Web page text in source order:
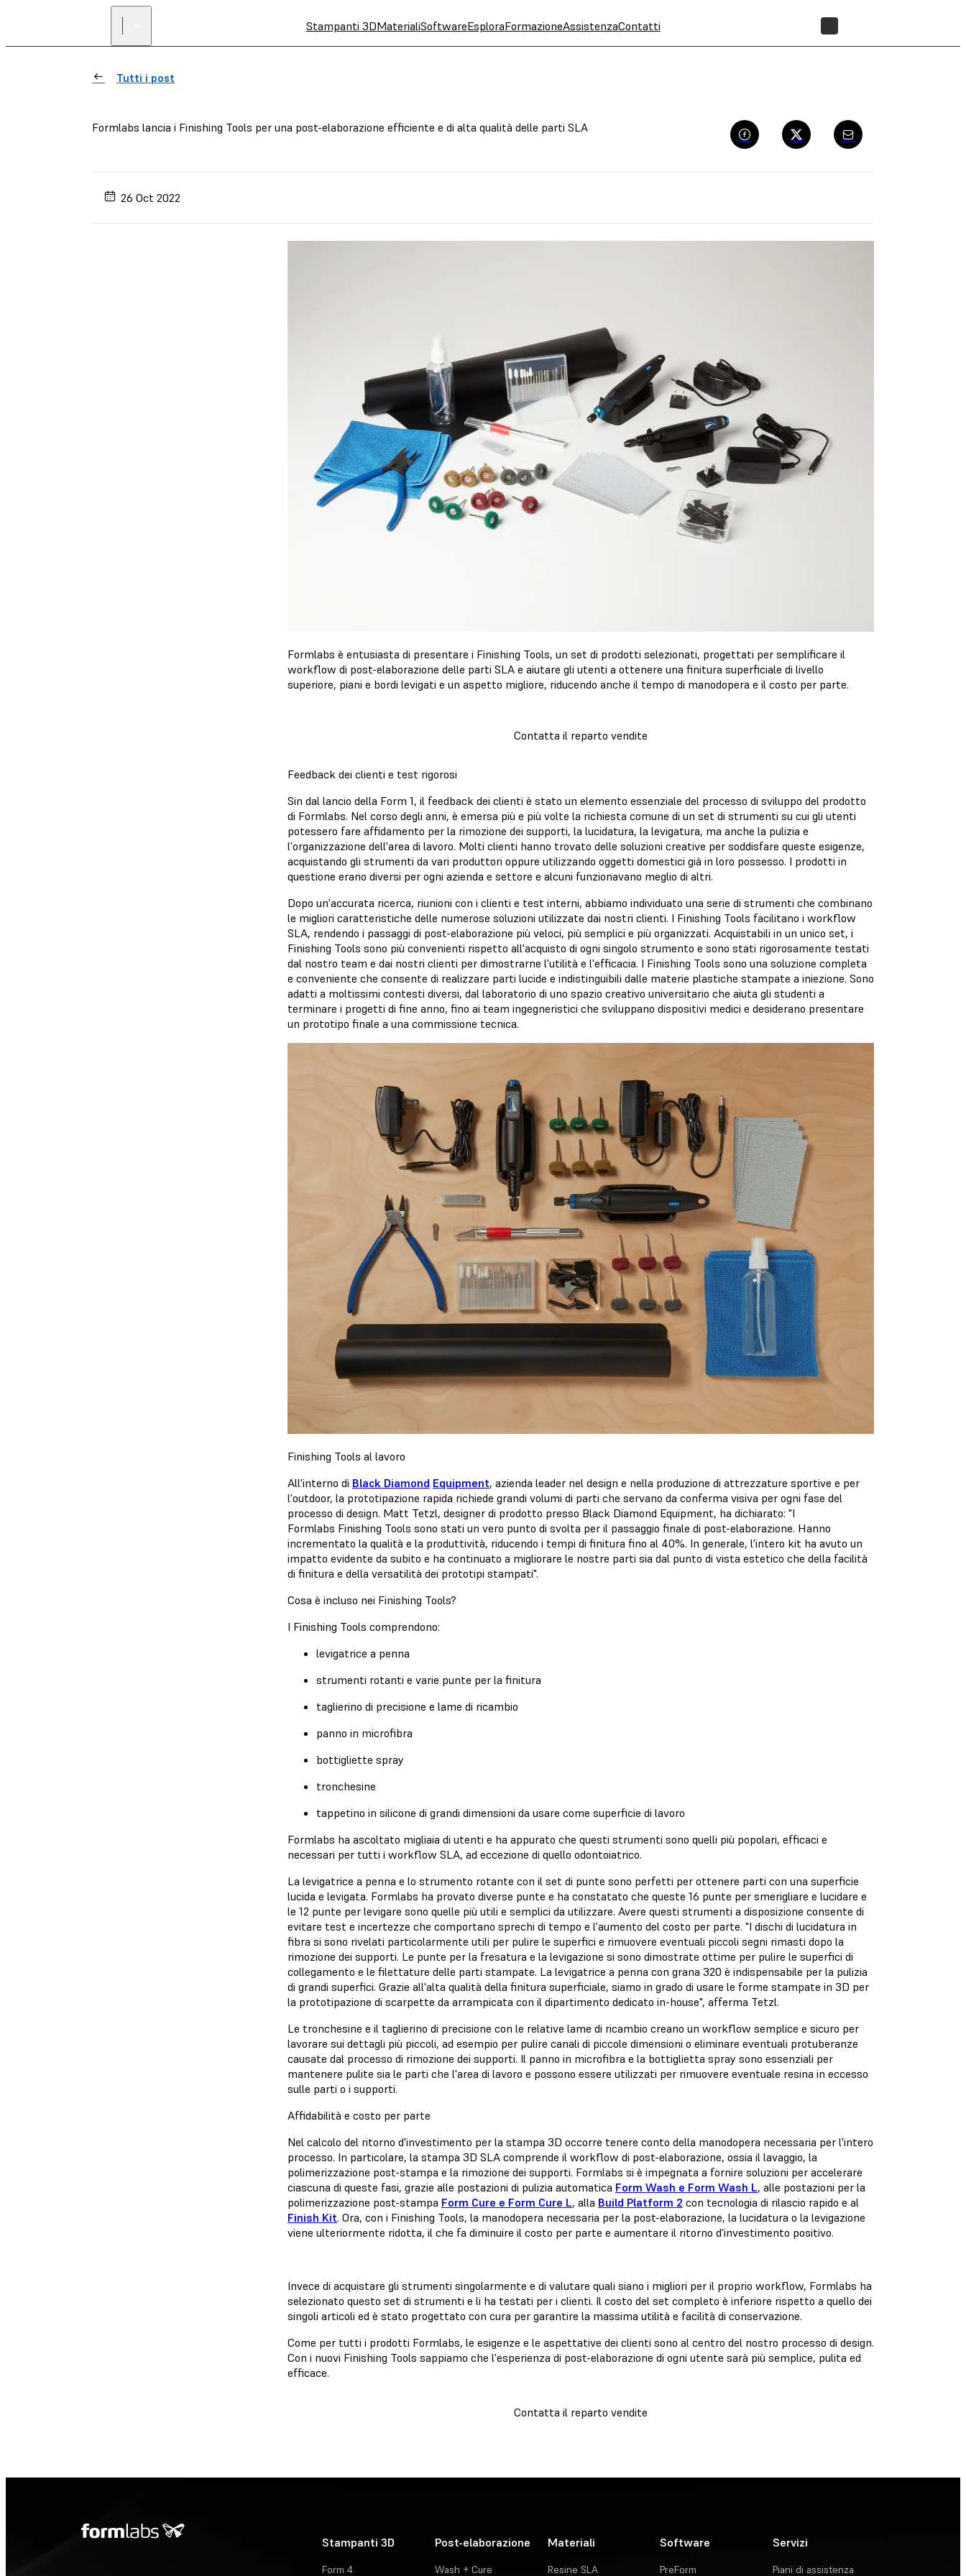
Stampanti 3DMaterialiSoftwareEsploraFormazioneAssistenzaContatti
Tutti i post
Formlabs lancia i Finishing Tools per una post-elaborazione efficiente e di alta qualità delle parti SLA
26 Oct 2022
Formlabs è entusiasta di presentare i Finishing Tools, un set di prodotti selezionati, progettati per semplificare il
workflow di post-elaborazione delle parti SLA e aiutare gli utenti a ottenere una finitura superficiale di livello
superiore, piani e bordi levigati e un aspetto migliore, riducendo anche il tempo di manodopera e il costo per parte.
Contatta il reparto vendite
Feedback dei clienti e test rigorosi
Sin dal lancio della Form 1, il feedback dei clienti è stato un elemento essenziale del processo di sviluppo del prodotto
di Formlabs. Nel corso degli anni, è emersa più e più volte la richiesta comune di un set di strumenti su cui gli utenti
potessero fare affidamento per la rimozione dei supporti, la lucidatura, la levigatura, ma anche la pulizia e
l'organizzazione dell'area di lavoro. Molti clienti hanno trovato delle soluzioni creative per soddisfare queste esigenze,
acquistando gli strumenti da vari produttori oppure utilizzando oggetti domestici già in loro possesso. I prodotti in
questione erano diversi per ogni azienda e settore e alcuni funzionavano meglio di altri.
Dopo un'accurata ricerca, riunioni con i clienti e test interni, abbiamo individuato una serie di strumenti che combinano
le migliori caratteristiche delle numerose soluzioni utilizzate dai nostri clienti. I Finishing Tools facilitano i workflow
SLA, rendendo i passaggi di post-elaborazione più veloci, più semplici e più organizzati. Acquistabili in un unico set, i
Finishing Tools sono più convenienti rispetto all'acquisto di ogni singolo strumento e sono stati rigorosamente testati
dal nostro team e dai nostri clienti per dimostrarne l'utilità e l'efficacia. I Finishing Tools sono una soluzione completa
e conveniente che consente di realizzare parti lucide e indistinguibili dalle materie plastiche stampate a iniezione. Sono
adatti a moltissimi contesti diversi, dal laboratorio di uno spazio creativo universitario che aiuta gli studenti a
terminare i progetti di fine anno, fino ai team ingegneristici che sviluppano dispositivi medici e desiderano presentare
un prototipo finale a una commissione tecnica.
Finishing Tools al lavoro
All'interno di Black Diamond Equipment, azienda leader nel design e nella produzione di attrezzature sportive e per
l'outdoor, la prototipazione rapida richiede grandi volumi di parti che servano da conferma visiva per ogni fase del
processo di design. Matt Tetzl, designer di prodotto presso Black Diamond Equipment, ha dichiarato: "I
Formlabs Finishing Tools sono stati un vero punto di svolta per il passaggio finale di post-elaborazione. Hanno
incrementato la qualità e la produttività, riducendo i tempi di finitura fino al 40%. In generale, l'intero kit ha avuto un
impatto evidente da subito e ha continuato a migliorare le nostre parti sia dal punto di vista estetico che della facilità
di finitura e della versatilità dei prototipi stampati".
Cosa è incluso nei Finishing Tools?
I Finishing Tools comprendono:
levigatrice a penna
strumenti rotanti e varie punte per la finitura
taglierino di precisione e lame di ricambio
panno in microfibra
bottigliette spray
tronchesine
tappetino in silicone di grandi dimensioni da usare come superficie di lavoro
Formlabs ha ascoltato migliaia di utenti e ha appurato che questi strumenti sono quelli più popolari, efficaci e
necessari per tutti i workflow SLA, ad eccezione di quello odontoiatrico.
La levigatrice a penna e lo strumento rotante con il set di punte sono perfetti per ottenere parti con una superficie
lucida e levigata. Formlabs ha provato diverse punte e ha constatato che queste 16 punte per smerigliare e lucidare e
le 12 punte per levigare sono quelle più utili e semplici da utilizzare. Avere questi strumenti a disposizione consente di
evitare test e incertezze che comportano sprechi di tempo e l'aumento del costo per parte. "I dischi di lucidatura in
fibra si sono rivelati particolarmente utili per pulire le superfici e rimuovere eventuali piccoli segni rimasti dopo la
rimozione dei supporti. Le punte per la fresatura e la levigazione si sono dimostrate ottime per pulire le superfici di
collegamento e le filettature delle parti stampate. La levigatrice a penna con grana 320 è indispensabile per la pulizia
di grandi superfici. Grazie all'alta qualità della finitura superficiale, siamo in grado di usare le forme stampate in 3D per
la prototipazione di scarpette da arrampicata con il dipartimento dedicato in-house", afferma Tetzl.
Le tronchesine e il taglierino di precisione con le relative lame di ricambio creano un workflow semplice e sicuro per
lavorare sui dettagli più piccoli, ad esempio per pulire canali di piccole dimensioni o eliminare eventuali protuberanze
causate dal processo di rimozione dei supporti. Il panno in microfibra e la bottiglietta spray sono essenziali per
mantenere pulite sia le parti che l'area di lavoro e possono essere utilizzati per rimuovere eventuale resina in eccesso
sulle parti o i supporti.
Affidabilità e costo per parte
Nel calcolo del ritorno d'investimento per la stampa 3D occorre tenere conto della manodopera necessaria per l'intero
processo. In particolare, la stampa 3D SLA comprende il workflow di post-elaborazione, ossia il lavaggio, la
polimerizzazione post-stampa e la rimozione dei supporti. Formlabs si è impegnata a fornire soluzioni per accelerare
ciascuna di queste fasi, grazie alle postazioni di pulizia automatica Form Wash e Form Wash L, alle postazioni per la
polimerizzazione post-stampa Form Cure e Form Cure L, alla Build Platform 2 con tecnologia di rilascio rapido e al
Finish Kit. Ora, con i Finishing Tools, la manodopera necessaria per la post-elaborazione, la lucidatura o la levigazione
viene ulteriormente ridotta, il che fa diminuire il costo per parte e aumentare il ritorno d'investimento positivo.
Invece di acquistare gli strumenti singolarmente e di valutare quali siano i migliori per il proprio workflow, Formlabs ha
selezionato questo set di strumenti e li ha testati per i clienti. Il costo del set completo è inferiore rispetto a quello dei
singoli articoli ed è stato progettato con cura per garantire la massima utilità e facilità di conservazione.
Come per tutti i prodotti Formlabs, le esigenze e le aspettative dei clienti sono al centro del nostro processo di design.
Con i nuovi Finishing Tools sappiamo che l'esperienza di post-elaborazione di ogni utente sarà più semplice, pulita ed
efficace.
Contatta il reparto vendite
Stampanti 3D
Form 4
Post-elaborazione
Wash + Cure
Materiali
Resine SLA
Software
PreForm
Servizi
Piani di assistenza